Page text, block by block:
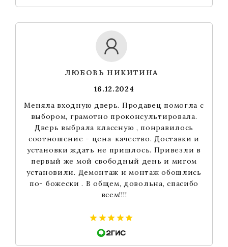
ЛЮБОВЬ НИКИТИНА
16.12.2024
Меняла входную дверь. Продавец помогла с
выбором, грамотно проконсультировала.
Дверь выбрала классную , понравилось
соотношение - цена-качество. Доставки и
установки ждать не пришлось. Привезли в
первый же мой свободный день и мигом
установили. Демонтаж и монтаж обошлись
по- божески . В общем, довольна, спасибо
всем!!!!